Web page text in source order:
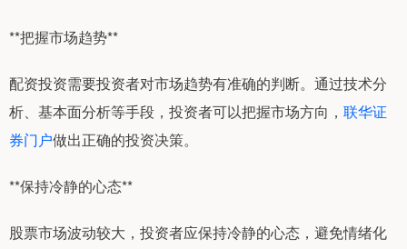
**把握市场趋势**
配资投资需要投资者对市场趋势有准确的判断。通过技术分
析、基本面分析等手段，投资者可以把握市场方向， 联华证
券门户做出正确的投资决策。
**保持冷静的心态**
股票市场波动较大，投资者应保持冷静的心态，避免情绪化